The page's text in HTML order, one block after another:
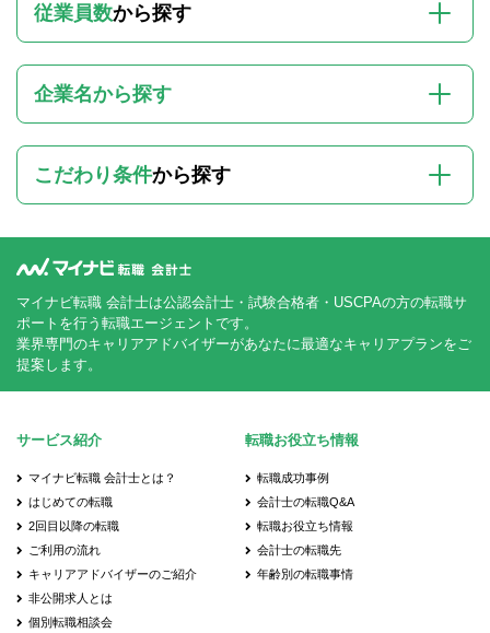
従業員数から探す
企業名から探す
こだわり条件から探す
マイナビ転職 会計士は公認会計士・試験合格者・USCPAの方の転職サ
ポートを行う転職エージェントです。
業界専門のキャリアアドバイザーがあなたに最適なキャリアプランをご
提案します。
サービス紹介
マイナビ転職 会計士とは？
はじめての転職
2回目以降の転職
ご利用の流れ
キャリアアドバイザーのご紹介
非公開求人とは
個別転職相談会
転職お役立ち情報
転職成功事例
会計士の転職Q&A
転職お役立ち情報
会計士の転職先
年齢別の転職事情